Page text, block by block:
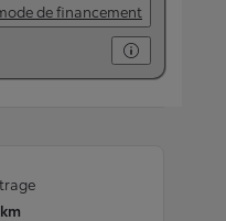
de financement